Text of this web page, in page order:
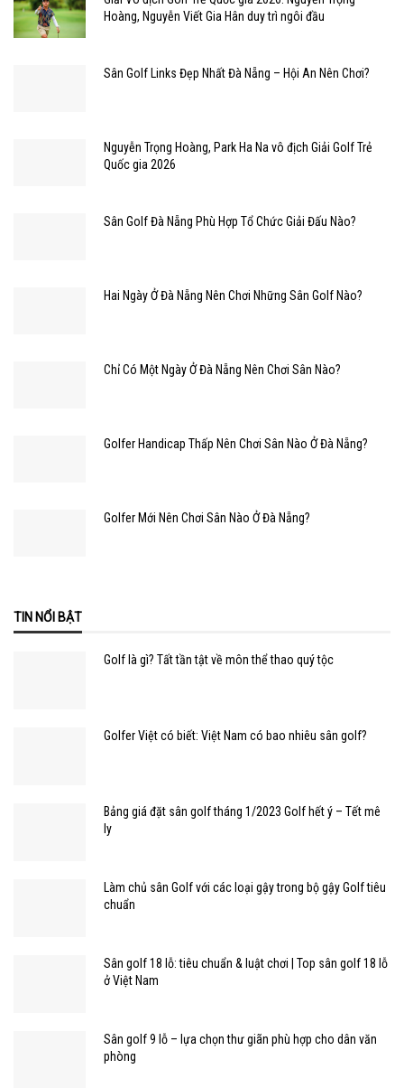
Hoàng, Nguyễn Viết Gia Hân duy trì ngôi đầu
Sân Golf Links Đẹp Nhất Đà Nẵng – Hội An Nên Chơi?
Nguyễn Trọng Hoàng, Park Ha Na vô địch Giải Golf Trẻ
Quốc gia 2026
Sân Golf Đà Nẵng Phù Hợp Tổ Chức Giải Đấu Nào?
Hai Ngày Ở Đà Nẵng Nên Chơi Những Sân Golf Nào?
Chỉ Có Một Ngày Ở Đà Nẵng Nên Chơi Sân Nào?
Golfer Handicap Thấp Nên Chơi Sân Nào Ở Đà Nẵng?
Golfer Mới Nên Chơi Sân Nào Ở Đà Nẵng?
TIN NỔI BẬT
Golf là gì? Tất tần tật về môn thể thao quý tộc
Golfer Việt có biết: Việt Nam có bao nhiêu sân golf?
Bảng giá đặt sân golf tháng 1/2023 Golf hết ý – Tết mê
ly
Làm chủ sân Golf với các loại gậy trong bộ gậy Golf tiêu
chuẩn
Sân golf 18 lỗ: tiêu chuẩn & luật chơi | Top sân golf 18 lỗ
ở Việt Nam
Sân golf 9 lỗ – lựa chọn thư giãn phù hợp cho dân văn
phòng